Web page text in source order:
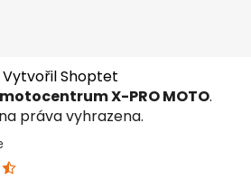
Vytvořil Shoptet
motocentrum X-PRO MOTO.
práva vyhrazena.